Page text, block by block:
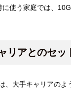
使う家庭では、
リアとのセッ
、大手キャリアのよ